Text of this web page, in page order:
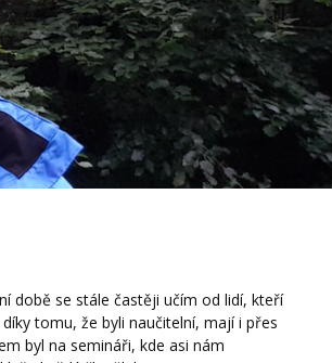
době se stále častěji učím od lidí, kteří
tomu, že byli naučitelní, mají i přes
byl na semináři, kde asi nám